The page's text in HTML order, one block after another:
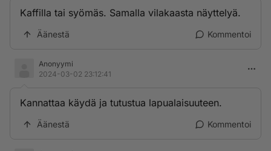
Kaffilla tai syömäs. Samalla vilakaasta näyttelyä.
Äänestä Kommentoi
Anonyymi
2024-03-02 23:12:41
Kannattaa käydä ja tutustua lapualaisuuteen.
Äänestä Kommentoi